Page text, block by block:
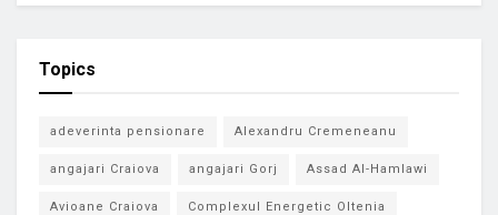
Topics
adeverinta pensionare Alexandru Cremeneanu
angajari Craiova angajari Gorj Assad Al-Hamlawi
Avioane Craiova Complexul Energetic Oltenia